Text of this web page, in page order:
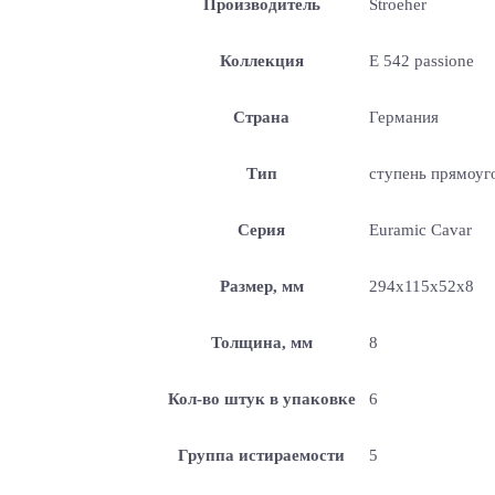
Производитель Stroeher
Коллекция E 542 passione
Страна Германия
Тип ступень
Серия Euramic Cavar
Размер, мм 294x115x52x8
Толщина, мм 8
Кол-во штук в упаковке 6
Группа истираемости 5